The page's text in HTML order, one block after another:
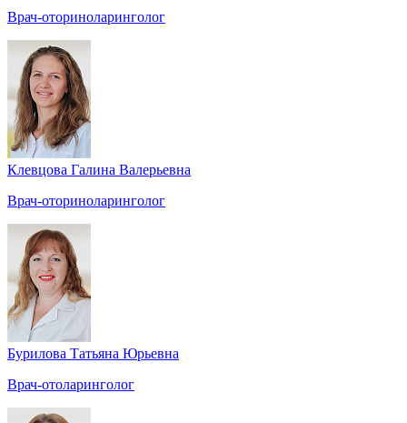
Врач-оториноларинголог
Клевцова Галина Валерьевна
Врач-оториноларинголог
Бурилова Татьяна Юрьевна
Врач-отоларинголог